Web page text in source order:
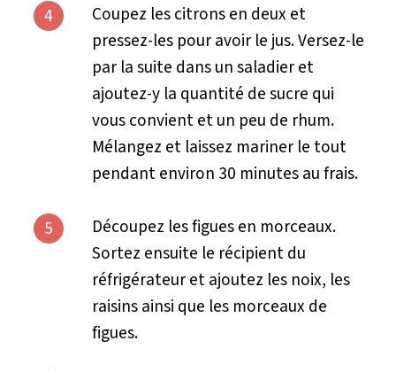
4
Coupez les citrons en deux et
pressez-les pour avoir le jus. Versez-le
par la suite dans un saladier et
ajoutez-y la quantité de sucre qui
vous convient et un peu de rhum.
Mélangez et laissez mariner le tout
pendant environ 30 minutes au frais.
5
Découpez les figues en morceaux.
Sortez ensuite le récipient du
réfrigérateur et ajoutez les noix, les
raisins ainsi que les morceaux de
figues.